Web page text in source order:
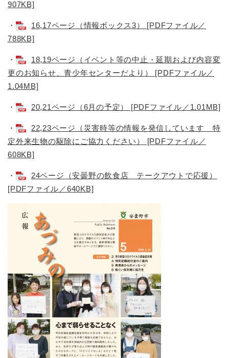
907KB]
・
16,17ページ（情報ボックス3） [PDFファイル／
788KB]
・
18,19ページ（イベント等の中止・延期および内容変
更のお知らせ、青少年センターだより） [PDFファイル／
1.04MB]
・ 20,21ページ（6月の予定） [PDFファイル／1.01MB]
・
22,23ページ（災害時等の情報を発信しています 特
定外来生物の駆除にご協力ください） [PDFファイル／
608KB]
・
24ページ（安曇野の飲食店 テークアウトで応援）
[PDFファイル／640KB]